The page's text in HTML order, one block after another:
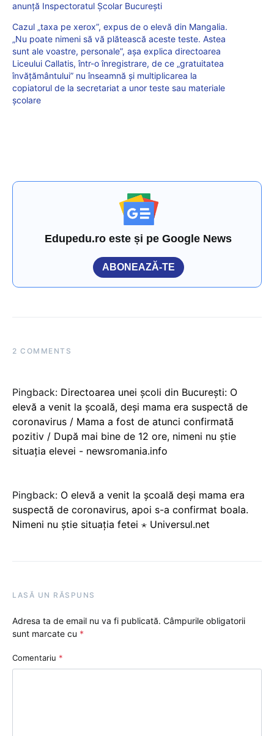
anunță Inspectoratul Școlar București
Cazul „taxa pe xerox”, expus de o elevă din Mangalia.
„Nu poate nimeni să vă plătească aceste teste. Astea
sunt ale voastre, personale”, așa explica directoarea
Liceului Callatis, într-o înregistrare, de ce „gratuitatea
învățământului” nu înseamnă și multiplicarea la
copiatorul de la secretariat a unor teste sau materiale
școlare
Edupedu.ro este și pe Google News
ABONEAZĂ-TE
2 COMMENTS
Pingback: Directoarea unei școli din București: O
elevă a venit la școală, deși mama era suspectă de
coronavirus / Mama a fost de atunci confirmată
pozitiv / După mai bine de 12 ore, nimeni nu știe
situația elevei - newsromania.info
Pingback: O elevă a venit la școală deși mama era
suspectă de coronavirus, apoi s-a confirmat boala.
Nimeni nu știe situația fetei ⋆ Universul.net
LASĂ UN RĂSPUNS
Adresa ta de email nu va fi publicată. Câmpurile obligatorii
sunt marcate cu *
Comentariu *